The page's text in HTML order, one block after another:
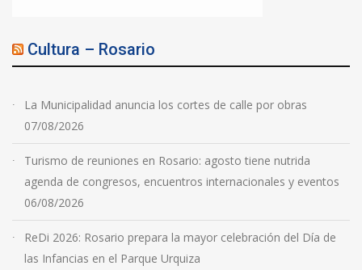
Cultura – Rosario
La Municipalidad anuncia los cortes de calle por obras
07/08/2026
Turismo de reuniones en Rosario: agosto tiene nutrida
agenda de congresos, encuentros internacionales y eventos
06/08/2026
ReDi 2026: Rosario prepara la mayor celebración del Día de
las Infancias en el Parque Urquiza